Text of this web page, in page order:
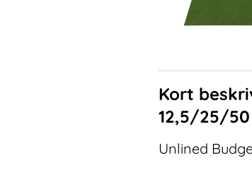
Kort
12,5/25/
Unlined